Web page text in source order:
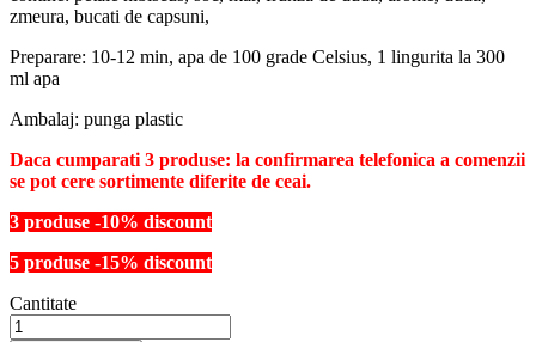
zmeura, bucati de capsuni,
Preparare: 10-12 min, apa de 100 grade Celsius, 1 lingurita la 300
ml apa
Ambalaj: punga plastic
Daca cumparati 3 produse: la confirmarea telefonica a comenzii
se pot cere sortimente diferite de ceai.
3 produse -10% discount
5 produse -15% discount
Cantitate